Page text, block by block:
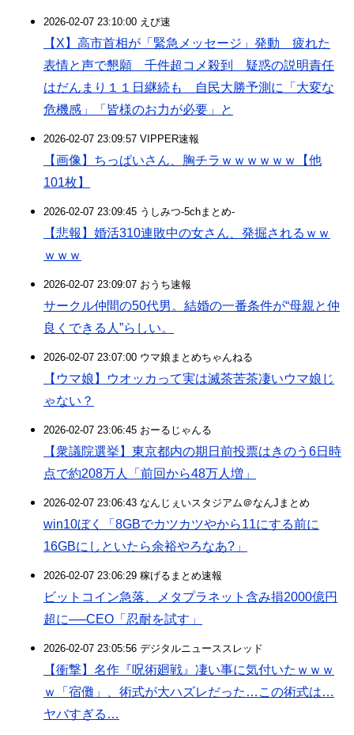
2026-02-07 23:10:00 えび速
【X】高市首相が「緊急メッセージ」発動 疲れた
表情と声で懇願 千件超コメ殺到 疑惑の説明責任
はだんまり１１日継続も 自民大勝予測に「大変な
危機感」「皆様のお力が必要」と
2026-02-07 23:09:57 VIPPER速報
【画像】ちっぱいさん、胸チラｗｗｗｗｗｗ【他
101枚】
2026-02-07 23:09:45 うしみつ-5chまとめ-
【悲報】婚活310連敗中の女さん、発掘されるｗｗ
ｗｗｗ
2026-02-07 23:09:07 おうち速報
サークル仲間の50代男。結婚の一番条件が“母親と仲
良くできる人”らしい。
2026-02-07 23:07:00 ウマ娘まとめちゃんねる
【ウマ娘】ウオッカって実は滅茶苦茶凄いウマ娘じ
ゃない？
2026-02-07 23:06:45 おーるじゃんる
【衆議院選挙】東京都内の期日前投票はきのう6日時
点で約208万人「前回から48万人増」
2026-02-07 23:06:43 なんじぇいスタジアム＠なんJまとめ
win10ぼく「8GBでカツカツやから11にする前に
16GBにしといたら余裕やろなあ?」
2026-02-07 23:06:29 稼げるまとめ速報
ビットコイン急落、メタプラネット含み損2000億円
超に──CEO「忍耐を試す」
2026-02-07 23:05:56 デジタルニューススレッド
【衝撃】名作『呪術廻戦』凄い事に気付いたｗｗｗ
ｗ「宿儺」、術式が大ハズレだった…この術式は…
ヤバすぎる…